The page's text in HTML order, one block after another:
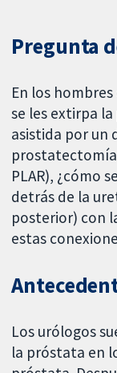
Pregunta
En los
se les extirpa
asistida por un
PLAR), ¿cómo
detrás de la
posterior) con
estas
Los urólogos
la próstata en